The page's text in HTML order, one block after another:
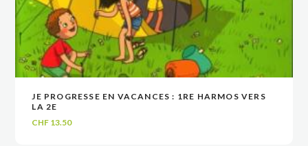
JE PROGRESSE EN VACANCES : 1RE HARMOS VERS
LA 2E
CHF 13.50